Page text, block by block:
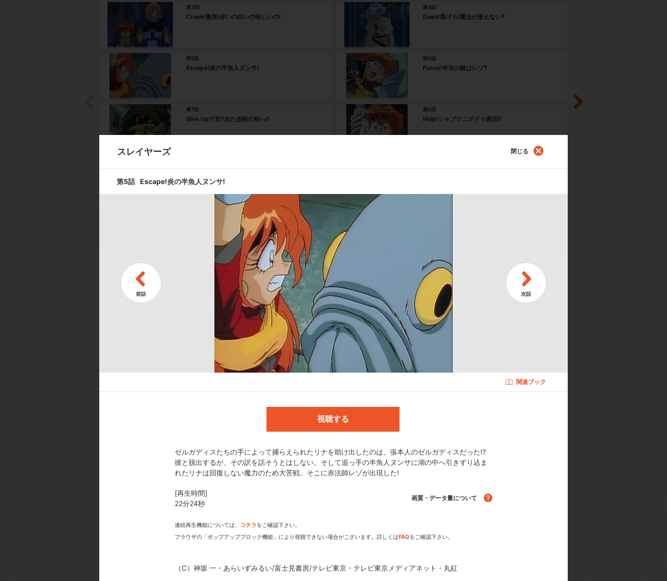
第3話
Crash!激突!赤いの白いの怪しいの!
第4話
Dash!逃げろ!魔法が使えない?
第5話
Escape!炎の半魚人ヌンサ!
第6話
Focus!本当の敵はレゾ?
第7話
Give Up寸前?出た必殺の剣っ!!
第8話
Help!シャブラニグドゥ復活!!
Impact!脅威の決戦前夜! Jackpot!のるかそるかの大バクチ!
Knock out!セイルーンお家騒動!
キャスト ／ スタッフ
[キャスト]
リナ=インバース:林原めぐみ／ ガウリイ=カブリエフ:松本保典／アメリア=ウィル=テスラ=セイルーン:鈴木真仁／ゼルガディス=グレイワー
ズ:緑川光／ 赤法師レゾ:子安武人／シルフィール:冬馬由美
原作:神坂一,あらいずみるい(角川書店・富士見ファンタジア文庫)／ 企画:角川歴彦／ 製作:テレビ東京、テレビ東京メディアネット、丸紅／
監督:渡部高志／シリーズ構成:小山高生(ぶらざぁのっぽ)／ 脚本:小山高生／キャラクターデザイン:宮田奈保美／ 美術監督:東條俊寿／音響監
（C）神坂 一・あらいずみるい/富士見書房/テレビ東京・テレビ東京メディアネット・丸紅
今期アニメがいち早く見られる！
スレイヤーズ 閉じる
第5話 Escape!炎の半魚人ヌンサ!
関連ブック
視聴する
ゼルガディスたちの手によって捕らえられたリナを助け出したのは、張本人のゼルガディスだった!?
彼と脱出するが、その訳を話そうとはしない。そして追っ手の半魚人ヌンサに湖の中へ引きずり込ま
れたリナは回復しない魔力のため大苦戦。そこに赤法師レゾが出現した!
[再生時間]
22分24秒
画質・データ量について
連続再生機能については、 コチラをご確認下さい。
ブラウザの「ポップアップブロック機能」により視聴できない場合がございます。詳しくはFAQをご確認下さい。
（C）神坂 一・あらいずみるい/富士見書房/テレビ東京・テレビ東京メディアネット・丸紅